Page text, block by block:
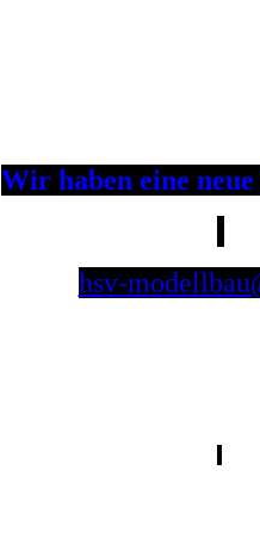
Wir haben eine
hsv-